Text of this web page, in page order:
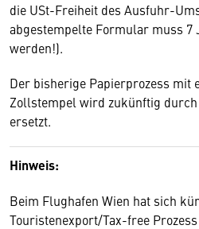
die USt-Freiheit des Ausfuhr-
abgestempelte Formular muss 7
werden!).
Der bisherige Papierprozess mit
Zollstempel wird zukünftig
ersetzt.
Hinweis:
Beim Flughafen Wien hat sich
Touristenexport/Tax-free